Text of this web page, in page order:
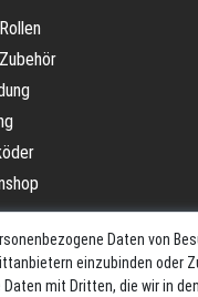
Rolle + SchnurDaten von
einzubinden oder
mit Dritten, die wir in